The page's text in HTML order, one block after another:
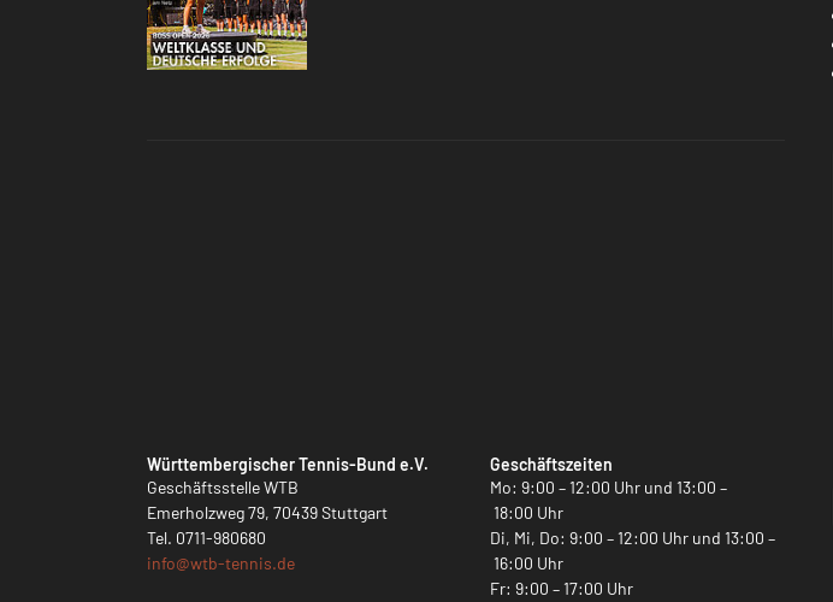
Württembergischer Tennis-Bund e.V.
Geschäftsstelle WTB
Emerholzweg 79, 70439 Stuttgart
Tel. 0711-980680
info@wtb-tennis.de
Geschäftszeiten
Mo: 9:00 – 12:00 Uhr und 13:00 –
18:00 Uhr
Di, Mi, Do: 9:00 – 12:00 Uhr und 13:00 –
16:00 Uhr
Fr: 9:00 – 17:00 Uhr